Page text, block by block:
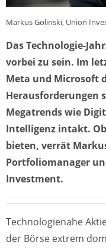
Markus Golinski, Union
Das Technologie-
vorbei zu sein. Im
Meta und Microsoft
Herausforderungen
Megatrends wie
Intelligenz intakt.
bieten, verrät
Portfoliomanager
Investment.
Technologienahe
der Börse extrem